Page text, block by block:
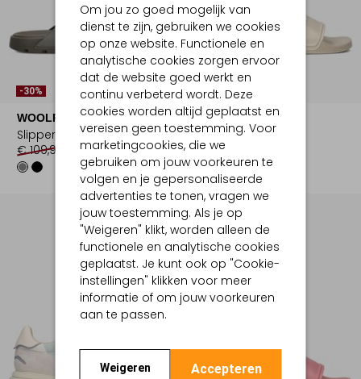
Om jou zo goed mogelijk van
dienst te zijn, gebruiken we cookies
op onze website. Functionele en
analytische cookies zorgen ervoor
dat de website goed werkt en
continu verbeterd wordt. Deze
cookies worden altijd geplaatst en
vereisen geen toestemming. Voor
marketingcookies, die we
gebruiken om jouw voorkeuren te
volgen en je gepersonaliseerde
advertenties te tonen, vragen we
jouw toestemming. Als je op
"Weigeren" klikt, worden alleen de
functionele en analytische cookies
geplaatst. Je kunt ook op "Cookie-
instellingen" klikken voor meer
informatie of om jouw voorkeuren
aan te passen.
Weigeren Accepteren
-30%
WOOLRICH
Slippers
€ 109,99
€ 76,99
-50%
WOOLRICH
Badslippers
€ 79,99